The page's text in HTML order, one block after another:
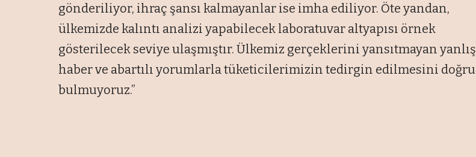
gönderiliyor, ihraç şansı kalmayanlar ise imha ediliyor. Öte yandan,
ülkemizde kalıntı analizi yapabilecek laboratuvar altyapısı örnek
gösterilecek seviye ulaşmıştır. Ülkemiz gerçeklerini yansıtmayan yanlış
haber ve abartılı yorumlarla tüketicilerimizin tedirgin edilmesini doğru
bulmuyoruz.”